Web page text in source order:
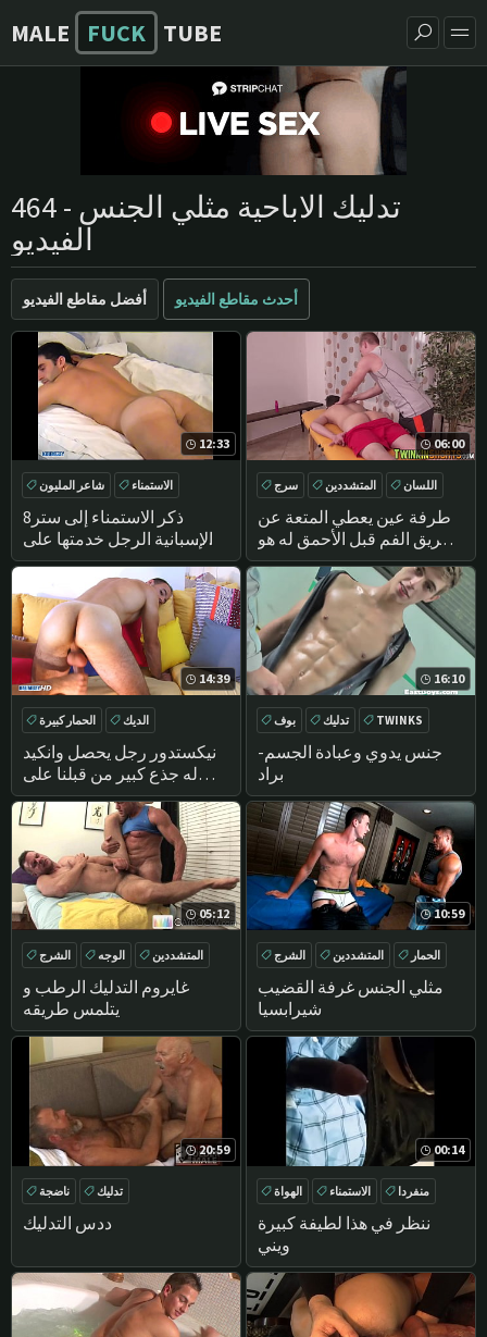
MALE FUCK TUBE
تدليك الاباحية مثلي الجنس - 464
الفيديو
أفضل مقاطع الفيديو أحدث مقاطع الفيديو
12:33
ذكر الاستمناء إلى ستر8
الإسبانية الرجل خدمتها على
الرغم من نفسه!
شاعر المليون
الاستمناء
تدليك
06:00
طرفة عين يعطي المتعة عن
طريق الفم قبل الأحمق له هو
سرج محروث
سرج المتشددين
اللسان
HANDJOB
14:39
نيكستدور رجل يحصل وانكيد
له جذع كبير من قبلنا على
الرغم من نفسه. سيب
الحمار كبيرة
الديك
شاعر المليون
16:10
جنس يدوي وعبادة الجسم-
براد
بوف تدليك
TWINKS
05:12
غايروم التدليك الرطب و
يتلمس طريقه
الشرج الوجه
المتشددين
الحمار
10:59
مثلي الجنس غرفة القضيب
شيرابسيا
الشرج المتشددين
الحمار
اللسان
20:59
ددس التدليك
ناضجة تدليك
00:14
ننظر في هذا لطيفة كبيرة
ويني
الهواة الاستمناء
منفردا
تدليك